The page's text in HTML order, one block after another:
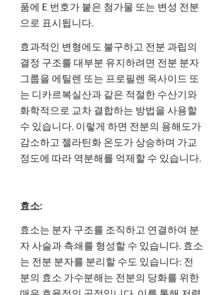
품에 E 번호가 붙은 첨가물 또는 변성 전분
으로 표시됩니다.
효과적인 변형에도 불구하고 전분 과립의
결정 구조를 대부분 유지하려면 전분 분자
그룹을 에틸렌 또는 프로필렌 옥사이드 또
는 디카르복실산과 같은 적절한 수산기와
화학적으로 교차 결합하는 방법을 사용할
수 있습니다. 이렇게 하면 전분의 용해도가
감소하고 젤라틴화 온도가 상승하며 가교
정도에 따라 역분해를 억제할 수 있습니다.
효소:
효소는 분자 구조를 조직하고 연결하여 분
자 사슬과 측쇄를 형성할 수 있습니다. 효소
는 전분 분자를 분리할 수도 있습니다: 전
분의 효소 가수분해는 전분의 당화를 위한